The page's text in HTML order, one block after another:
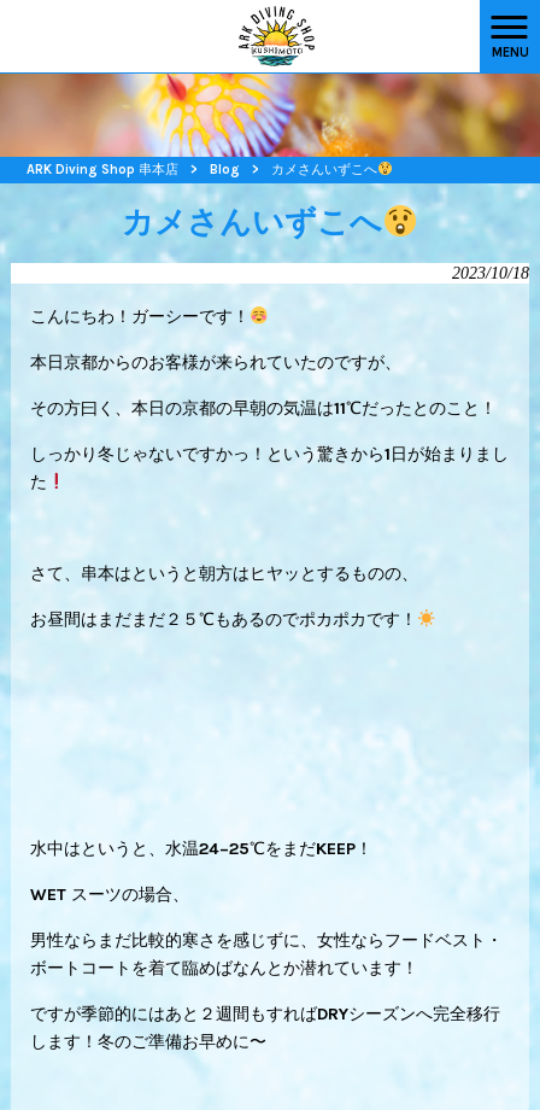
MENU
ARK Diving Shop 串本店 > Blog > カメさんいずこへ
カメさんいずこへ
2023/10/18
こんにちわ！ガーシーです！
本日京都からのお客様が来られていたのですが、
その方曰く、本日の京都の早朝の気温は11℃だったとのこと！
しっかり冬じゃないですかっ！という驚きから1日が始まりまし
た
さて、串本はというと朝方はヒヤッとするものの、
お昼間はまだまだ２５℃もあるのでポカポカです！
水中はというと、水温24−25℃をまだKEEP！
WET スーツの場合、
男性ならまだ比較的寒さを感じずに、女性ならフードベスト・
ボートコートを着て臨めばなんとか潜れています！
ですが季節的にはあと２週間もすればDRYシーズンへ完全移行
します！冬のご準備お早めに〜